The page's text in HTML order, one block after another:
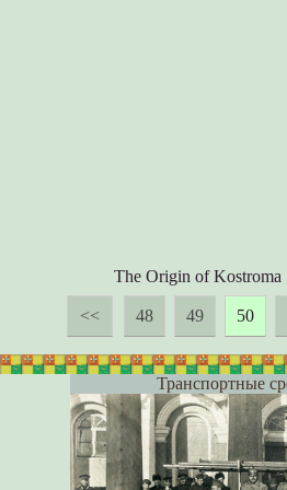
The Origin of Kostroma
<< 48 49 50
Транспортные